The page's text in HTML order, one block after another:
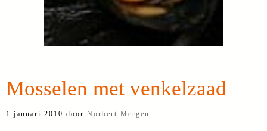
Mosselen met venkelzaad
1 januari 2010 door Norbert Mergen